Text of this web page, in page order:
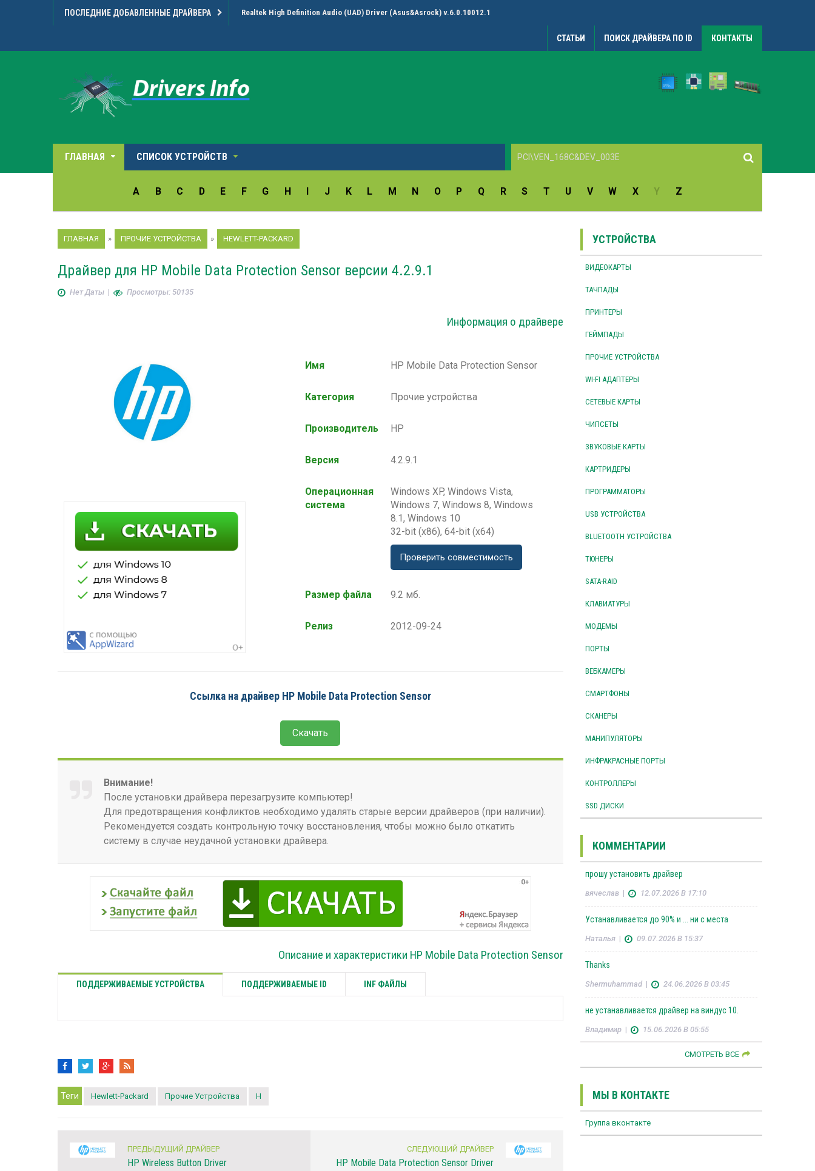
ПОСЛЕДНИЕ ДОБАВЛЕННЫЕ ДРАЙВЕРА Realtek High Definition Audio (UAD) Driver (Asus&Asrock) v.6.0.10012.1
СТАТЬИ ПОИСК ДРАЙВЕРА ПО ID КОНТАКТЫ
ГЛАВНАЯ СПИСОК УСТРОЙСТВ
A B C D E F G H J K L M N O P Q R S T U V W X Y Z
ГЛАВНАЯ » ПРОЧИЕ УСТРОЙСТВА » HEWLETT-PACKARD
Драйвер для HP Mobile Data Protection Sensor версии 4.2.9.1
Нет Даты | Просмотры: 50135
Информация о драйвере
Имя HP Mobile Data Protection Sensor
Категория Прочие устройства
Производитель HP
Версия 4.2.9.1
Операционная
система
Windows XP, Windows Vista,
Windows 7, Windows 8, Windows
8.1, Windows 10
32-bit (x86), 64-bit (x64)
Проверить совместимость
Размер файла 9.2 мб.
Релиз 2012-09-24
Ссылка на драйвер HP Mobile Data Protection Sensor
Скачать
Внимание!
После установки драйвера перезагрузите компьютер!
Для предотвращения конфликтов необходимо удалять старые версии драйверов (при наличии).
Рекомендуется создать контрольную точку восстановления, чтобы можно было откатить
систему в случае неудачной установки драйвера.
Описание и характеристики HP Mobile Data Protection Sensor
ПОДДЕРЖИВАЕМЫЕ УСТРОЙСТВА ПОДДЕРЖИВАЕМЫЕ ID INF ФАЙЛЫ
Теги Hewlett-Packard Прочие Устройства H
ПРЕДЫДУЩИЙ ДРАЙВЕР
HP Wireless Button Driver
СЛЕДУЮЩИЙ ДРАЙВЕР
HP Mobile Data Protection Sensor Driver
УСТРОЙСТВА
ВИДЕОКАРТЫ
ТАЧПАДЫ
ПРИНТЕРЫ
ГЕЙМПАДЫ
ПРОЧИЕ УСТРОЙСТВА
WI-FI АДАПТЕРЫ
СЕТЕВЫЕ КАРТЫ
ЧИПСЕТЫ
ЗВУКОВЫЕ КАРТЫ
КАРТРИДЕРЫ
ПРОГРАММАТОРЫ
USB УСТРОЙСТВА
BLUETOOTH УСТРОЙСТВА
ТЮНЕРЫ
SATA-RAID
КЛАВИАТУРЫ
МОДЕМЫ
ПОРТЫ
ВЕБКАМЕРЫ
СМАРТФОНЫ
СКАНЕРЫ
МАНИПУЛЯТОРЫ
ИНФРАКРАСНЫЕ ПОРТЫ
КОНТРОЛЛЕРЫ
SSD ДИСКИ
КОММЕНТАРИИ
прошу установить драйвер
вячеслав| 12.07.2026 В 17:10
Устанавливается до 90% и ... ни с места
Наталья| 09.07.2026 В 15:37
Thanks
Shermuhammad| 24.06.2026 В 03:45
не устанавливается драйвер на виндус 10.
Владимир| 15.06.2026 В 05:55
СМОТРЕТЬ ВСЕ
МЫ В КОНТАКТЕ
Группа вконтакте